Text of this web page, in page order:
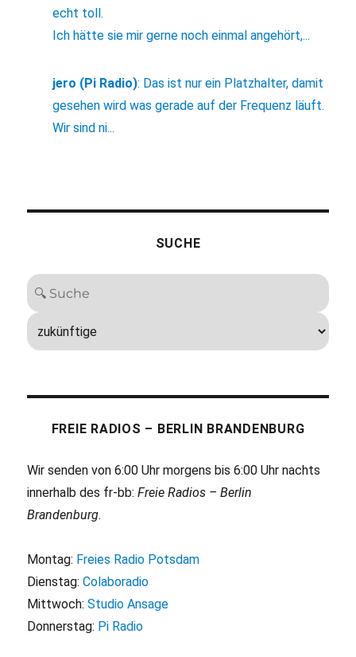
echt toll.
Ich hätte sie mir gerne noch einmal angehört,...
jero (Pi Radio): Das ist nur ein Platzhalter, damit
gesehen wird was gerade auf der Frequenz läuft.
Wir sind ni...
SUCHE
FREIE RADIOS – BERLIN BRANDENBURG
Wir senden von 6:00 Uhr morgens bis 6:00 Uhr nachts
innerhalb des fr-bb:Freie Radios – Berlin
Brandenburg.
Montag: Freies Radio Potsdam
Dienstag:Colaboradio
Mittwoch:Studio Ansage
Donnerstag: Pi Radio